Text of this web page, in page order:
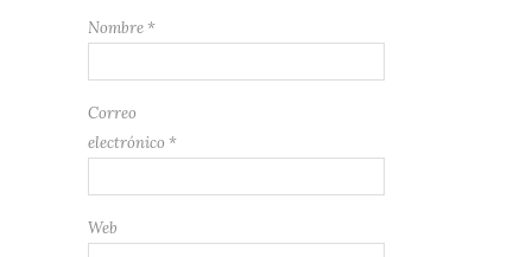
Nombre *
Correo
electrónico *
Web